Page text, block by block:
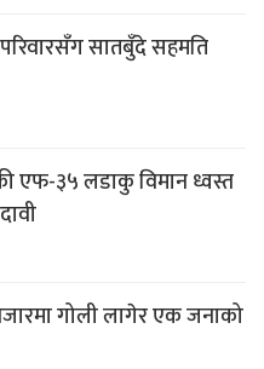
सातबुँदे सहमति
एफ-३५ लडाकु विमान ध्वस्त
गोली लागेर एक जनाको